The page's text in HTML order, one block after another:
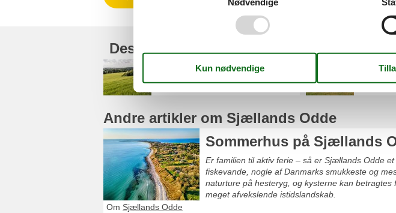
Destinationer under Sjællands Odde
Andre artikler om Sjællands Odde
Sommerhus på Sjællands
Er familien til aktiv ferie – så er Sjællands Odde
fiskevande, nogle af Danmarks smukkeste og
naturture på hesteryg, og kysterne kan
meget afvekslende istidslandskab.
Om Sjællands Odde
Nødvendige